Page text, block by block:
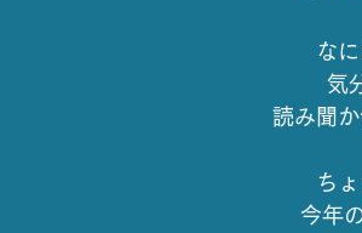
な
気
読み聞
ち
今年